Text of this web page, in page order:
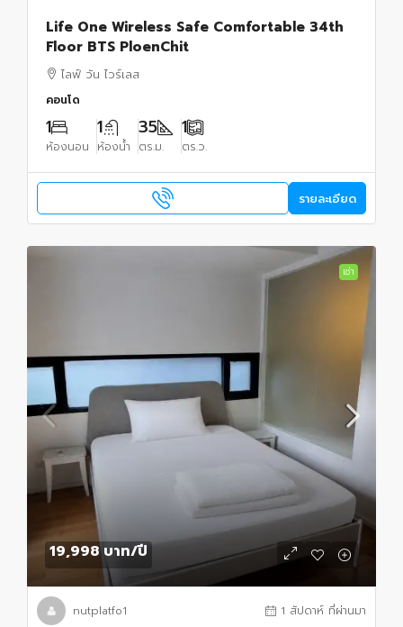
Life One Wireless Safe Comfortable 34th
Floor BTS PloenChit
ไลฟ์ วัน ไวร์เลส
คอนโด
1
ห้องนอน
1
ห้องน้ำ
35
ตร.ม.
1
ตร.ว.
รายละเอียด
เช่า
19,998 บาท/ปี
nutplatfo1 1 สัปดาห์ ที่ผ่านมา